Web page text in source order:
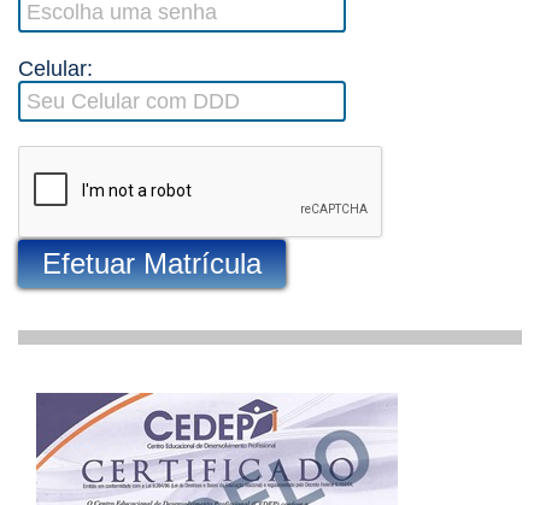
Celular:
Efetuar Matrícula